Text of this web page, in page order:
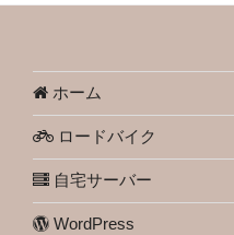
ホーム
ロードバイク
自宅サーバー
WordPress